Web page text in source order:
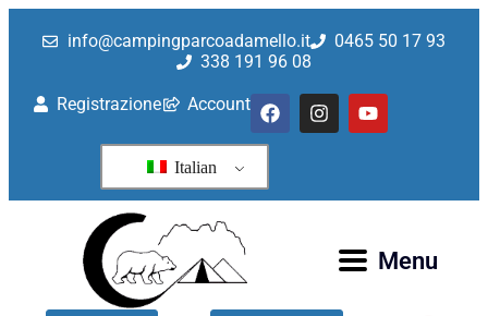
Camping
info@campingparcoadamello.it
0465 50 17 93
338 191 96 08
Registrazione Account
Italian
Menu